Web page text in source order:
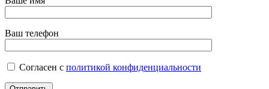
Ваш телефон
Согласен с политикой конфиденциальности